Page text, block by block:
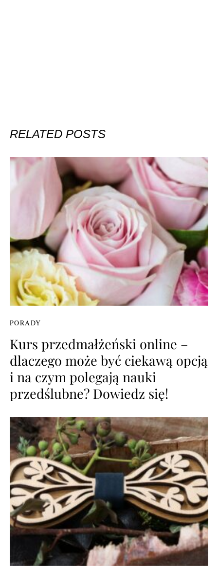
RELATED POSTS
PORADY
Kurs przedmałżeński online –
dlaczego może być ciekawą opcją
i na czym polegają nauki
przedślubne? Dowiedz się!